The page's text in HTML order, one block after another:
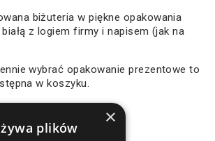
biżuteria w piękne opakowania
z logiem firmy i napisem (jak na
wybrać opakowanie prezentowe to
w koszyku.
×
plików